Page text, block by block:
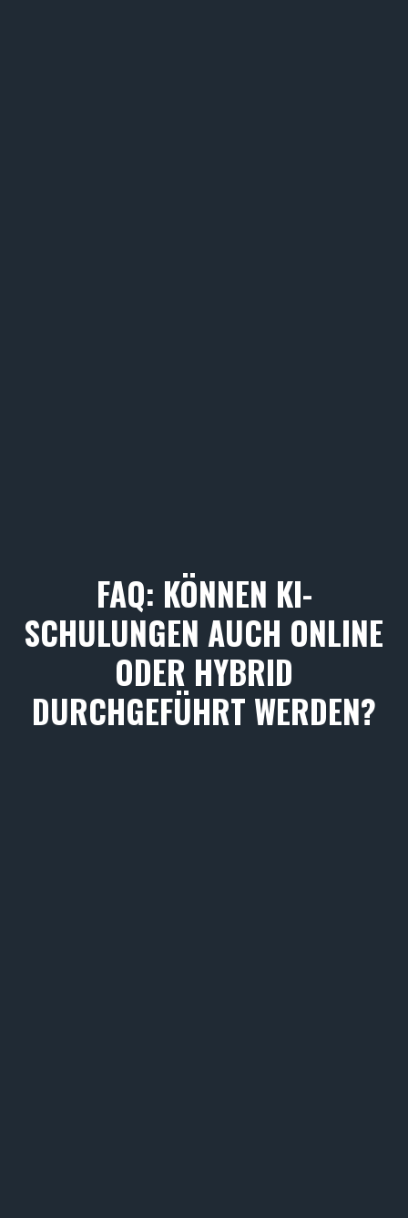
FAQ: KÖNNEN KI-
SCHULUNGEN AUCH ONLINE
ODER HYBRID
DURCHGEFÜHRT WERDEN?